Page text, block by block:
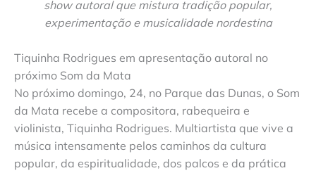
show autoral que mistura tradição popular,
experimentação e musicalidade nordestina
Tiquinha Rodrigues em apresentação autoral no
próximo Som da Mata
No próximo domingo, 24, no Parque das Dunas, o Som
da Mata recebe a compositora, rabequeira e
violinista, Tiquinha Rodrigues. Multiartista que vive a
música intensamente pelos caminhos da cultura
popular, da espiritualidade, dos palcos e da prática